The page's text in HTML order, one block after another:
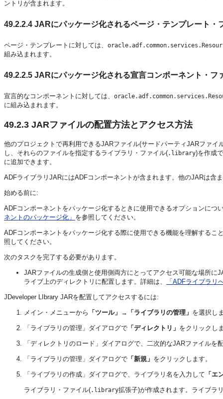
ントリが含まれます。
49.2.2.4 JARにパッケージ化されるページ・テンプレート・
ページ・テンプレートに対しては、
組み込まれます。
49.2.2.5 JARにパッケージ化される宣言コンポーネント・フ
宣言的なコンポーネントに対しては、
に組み込まれます。
49.2.3 JARファイルの配置方法とアクセス方法
他のプロジェクトで再利用できるJARファイル(サードパーティJARファ
し、それらのファイルを指定するライブラリ・ファイル(.library)を作成
に追加できます。
ADFライブラリJARにはADFコンポーネントが含まれます。他のJARは含
始める前に:
ADFコンポーネントをパッケージ化するときに使用できるオプションにつ
ネントのパッケージ化」 を参照してください。
ADFコンポーネントをパッケージ化する際に使用できる機能を理解するこ
照してください。
次のタスクを完了する必要があります。
JARファイルの生成側と使用側両方にとってアクセス可能な場所
ライブ上のディレクトリに配置します。詳細は、
「ADFライブラリ
JDeveloper LIbrary JARを配置してアクセスするには:
メイン・メニューから 「ツール」→「ライブラリの管理」 を選択し
「ライブラリの管理」ダイアログで 「ディレクトリ」 をクリックし
「ディレクトリのロード」ダイアログで、二次的なJARファイルを
「ライブラリの管理」ダイアログで 「新規」 をクリックします。
「ライブラリの作成」ダイアログで、ライブラリ名を入力して 「エ
ライブラリ・ファイル(.library拡張子)が作成されます。ライブラ